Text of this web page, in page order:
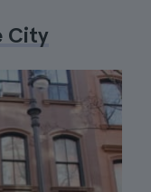
City